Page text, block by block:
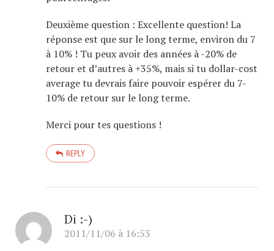
Deuxième question : Excellente question! La
réponse est que sur le long terme, environ du 7
à 10% ! Tu peux avoir des années à -20% de
retour et d’autres à +35%, mais si tu dollar-cost
average tu devrais faire pouvoir espérer du 7-
10% de retour sur le long terme.
Merci pour tes questions !
REPLY
Di :-)
2011/11/06 à 16:53